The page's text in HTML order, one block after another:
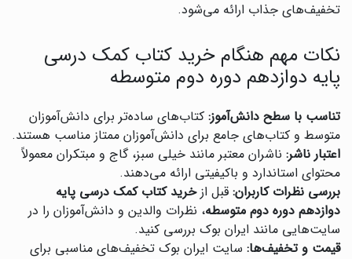
تخفیف‌های جذاب ارائه می‌شود.
نکات مهم هنگام خرید کتاب کمک درسی
پایه دوازدهم دوره دوم متوسطه
تناسب با سطح دانش‌آموز: کتاب‌های ساده‌تر برای دانش‌آموزان
متوسط و کتاب‌های جامع برای دانش‌آموزان ممتاز مناسب هستند.
اعتبار ناشر: ناشران معتبر مانند خیلی سبز، گاج و مبتکران معمولاً
محتوای استاندارد و باکیفیتی ارائه می‌دهند.
بررسی نظرات کاربران: قبل ازخرید کتاب کمک درسی پایه
دوازدهم دوره دوم متوسطه، نظرات والدین و دانش‌آموزان را در
سایت‌هایی مانند ایران بوک بررسی کنید.
قیمت و تخفیف‌ها: سایت ایران بوک تخفیف‌های مناسبی برای